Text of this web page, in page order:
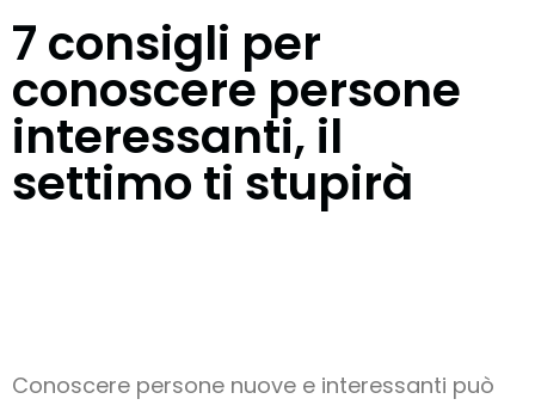
7 consigli per
conoscere persone
interessanti, il
settimo ti stupirà
Conoscere persone nuove e interessanti può